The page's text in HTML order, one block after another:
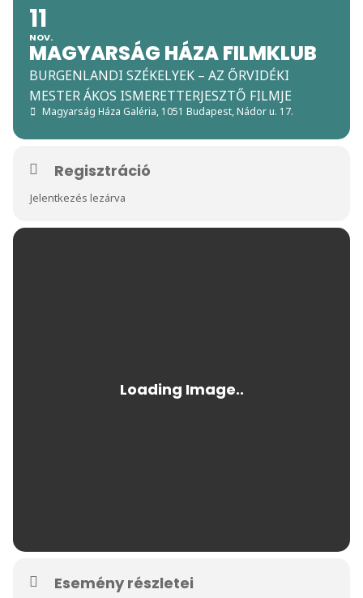
11
NOV.
MAGYARSÁG HÁZA FILMKLUB
BURGENLANDI SZÉKELYEK – AZ ŐRVIDÉKI
MESTER ÁKOS ISMERETTERJESZTŐ FILMJE
Magyarság Háza Galéria, 1051 Budapest, Nádor u. 17.
Regisztráció
Jelentkezés lezárva
Esemény részletei